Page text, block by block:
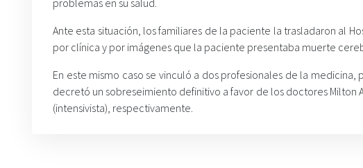
problemas en su salud.
Ante esta situación, los familiares de la paciente la trasladaron al
por clínica y por imágenes que la paciente presentaba muerte
En este mismo caso se vinculó a dos profesionales de la
decretó un sobreseimiento definitivo a favor de los doctores Milton
(intensivista), respectivamente.